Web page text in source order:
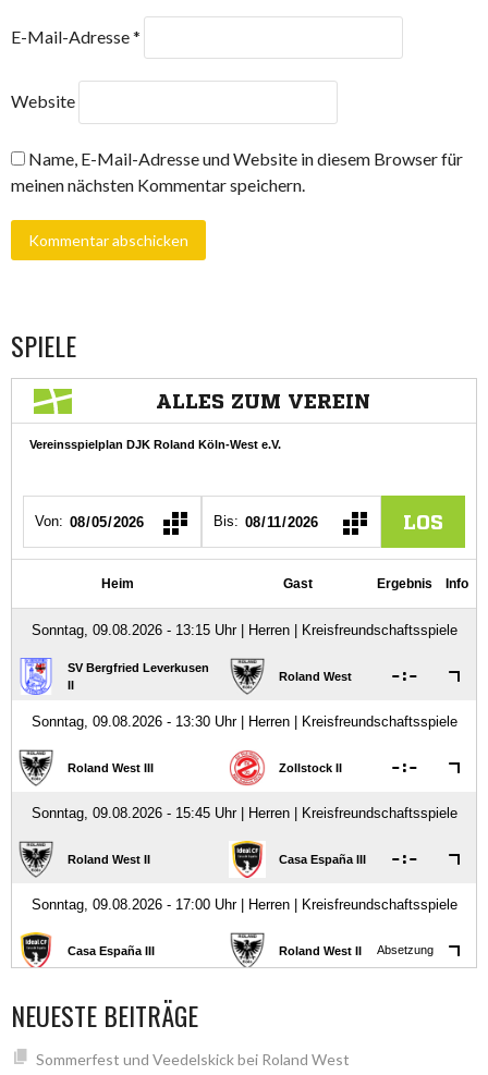
E-Mail-Adresse*
Website
Name, E-Mail-Adresse und Website in diesem Browser für
meinen nächsten Kommentar speichern.
SPIELE
NEUESTE BEITRÄGE
Sommerfest und Veedelskick bei Roland West